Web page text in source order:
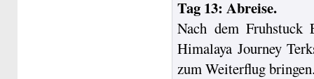
Tag 13: Abreise.
Nach dem Fruhstuck
Himalaya Journey
zum Weiterflug